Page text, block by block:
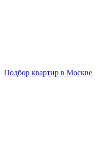
Подбор квартир в Москве